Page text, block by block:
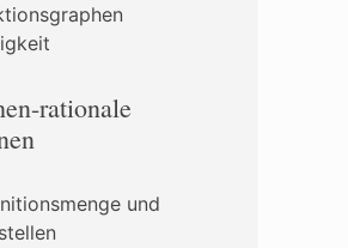
rationale
und